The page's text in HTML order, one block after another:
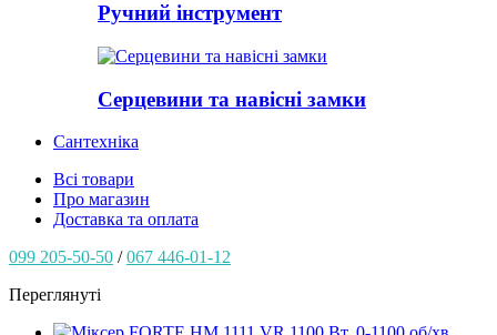
Ручний інструмент
Серцевини та навісні замки
Сантехніка
Всі товари
Про магазин
Доставка та оплата
099 205-50-50 /067 446-01-12
Переглянуті